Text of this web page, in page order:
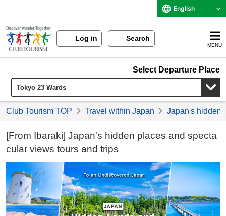
English
Log in Search
MENU
Select Departure Place
Club Tourism TOP Travel within Japan Japan's hidden
[From Ibaraki] Japan's hidden places and specta
cular views tours and trips